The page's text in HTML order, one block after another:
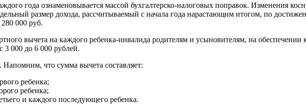
года ознаменовывается массой бухгалтерско-налоговых поправок. Изменения
размер дохода, рассчитываемый с начала года нарастающим итогом, по
000 руб.
вычета на каждого ребенка-инвалида родителям и усыновителям, на
000 до 6 000 рублей.
что сумма вычета составляет:
ребенка;
ребенка;
и каждого последующего ребенка.